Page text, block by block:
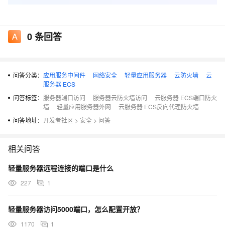
0条回答
问答分类： 应用服务中间件 网络安全 轻量应用服务器 云防火墙
云
服务器 ECS
问答标签： 服务器端口访问 服务器云防火墙访问
云服务器 ECS端口防火
墙
轻量应用服务器外网
云服务器 ECS反向代理防火墙
问答地址： 开发者社区 > 安全 > 问答
相关问答
轻量服务器远程连接的端口是什么
227 1
轻量服务器访问5000端口，怎么配置开放？
1170 1